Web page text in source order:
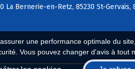
une performance optimale du
Vous pouvez changer d'avis à tout
La Bernerie-en-Retz, 85230 St-